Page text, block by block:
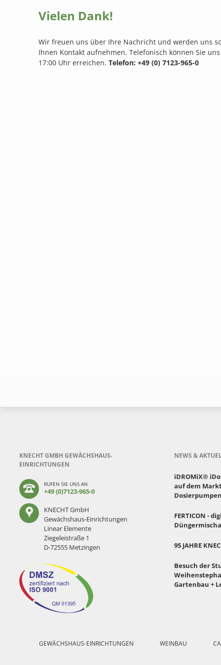
Vielen Dank!
Wir freuen uns über Ihre Nachricht und werden uns
Ihnen Kontakt aufnehmen. Telefonisch können Sie
17:00 Uhr erreichen.Telefon: +49 (0) 7123-965-0
KNECHT GMBH GEWÄCHSHAUS-
EINRICHTUNGEN
RUFEN SIE UNS AN
+49 (0)7123-965-0
KNECHT GmbH
Gewächshaus-Einrichtungen
Linear Elemente
Ziegeleistraße 1
D-72555 Metzingen
NEWS &
iDROMiX®
auf dem
FERTICON -
95 JAHRE
Besuch der
Gartenbau +
GEWÄCHSHAUS-EINRICHTUNGEN WEINBAU